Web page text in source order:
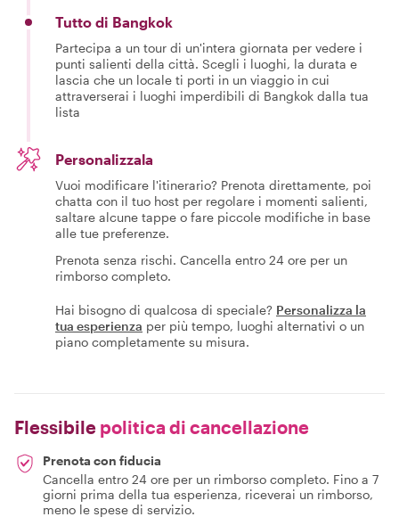
Tutto di Bangkok
Partecipa a un tour di un'intera giornata per vedere i
punti salienti della città. Scegli i luoghi, la durata e
lascia che un locale ti porti in un viaggio in cui
attraverserai i luoghi imperdibili di Bangkok dalla tua
lista
Personalizzala
Vuoi modificare l'itinerario? Prenota direttamente, poi
chatta con il tuo host per regolare i momenti salienti,
saltare alcune tappe o fare piccole modifiche in base
alle tue preferenze.
Prenota senza rischi. Cancella entro 24 ore per un
rimborso completo.
Hai bisogno di qualcosa di speciale? Personalizza la
tua esperienza per più tempo, luoghi alternativi o un
piano completamente su misura.
Flessibile politica di cancellazione
Prenota con fiducia
Cancella entro 24 ore per un rimborso completo. Fino a 7
giorni prima della tua esperienza, riceverai un rimborso,
meno le spese di servizio.